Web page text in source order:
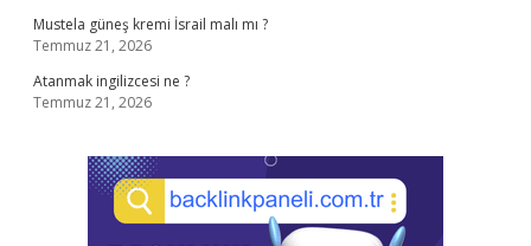
Mustela güneş kremi İsrail malı mı ?
Temmuz 21, 2026
Atanmak ingilizcesi ne ?
Temmuz 21, 2026